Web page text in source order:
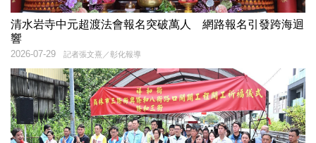
清水岩寺中元超渡法會報名突破萬人 網路報名引發跨海迴
響
記者張文熹／彰化報導
2026-07-29